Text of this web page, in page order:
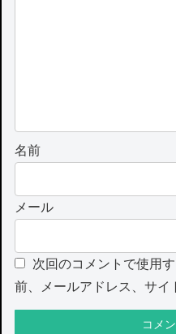
名前
メール
次回のコメントで使用
前、メールアドレス、サイ